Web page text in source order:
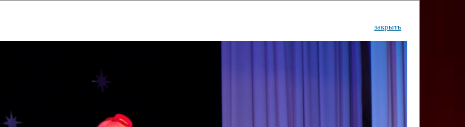
закрыть